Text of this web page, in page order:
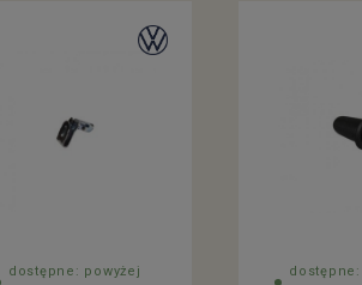
dostępne: powyżej